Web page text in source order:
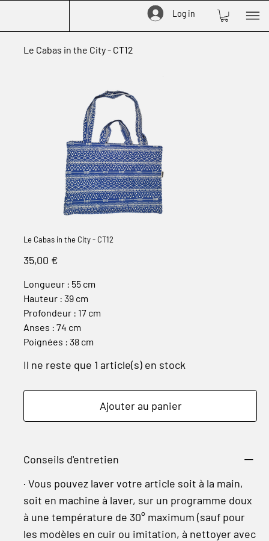
Log in
Le Cabas in the City - CT12
Le Cabas in the City - CT12
35,00 €
Longueur : 55 cm
Hauteur : 39 cm
Profondeur : 17 cm
Anses : 74 cm
Poignées : 38 cm
Il ne reste que 1 article(s) en stock
Ajouter au panier
Conseils d'entretien
· Vous pouvez laver votre article soit à la main,
soit en machine à laver, sur un programme doux
à une température de 30° maximum (sauf pour
les modèles en cuir ou imitation, à nettoyer avec